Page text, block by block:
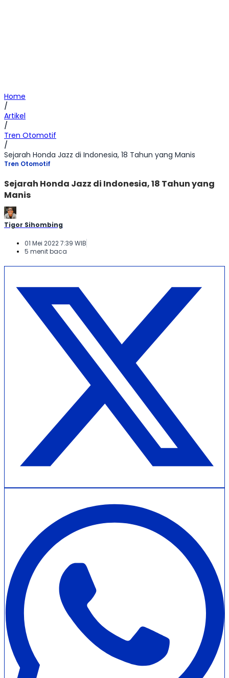
Home
/
Artikel
/
Tren Otomotif
/
Sejarah Honda Jazz di Indonesia, 18 Tahun yang Manis
Tren Otomotif
Sejarah Honda Jazz di Indonesia, 18 Tahun yang
Manis
Tigor Sihombing
01 Mei 2022 7:39 WIB
5 menit baca